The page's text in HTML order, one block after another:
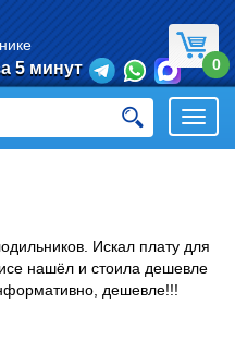
5 минут 0
Искал плату для
нашёл и стоила дешевле
дешевле!!!